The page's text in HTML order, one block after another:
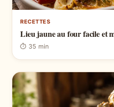
RECETTES
Lieu jaune au four facile et
⏱ 35 min